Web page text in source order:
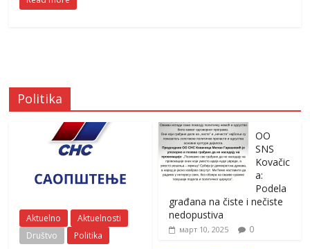
Politika
Aktuelno
Aktuelnosti
Društvo
Politika
OO
SNS
Kovačic
a:
Podela
građana na čiste i nečiste
nedopustiva
март 10, 2025 0